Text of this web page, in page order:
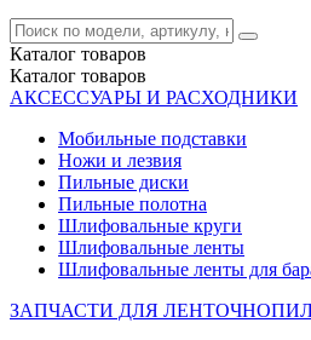
Каталог товаров
Каталог товаров
АКСЕССУАРЫ И РАСХОДНИКИ
Мобильные подставки
Ножи и лезвия
Пильные диски
Пильные полотна
Шлифовальные круги
Шлифовальные ленты
Шлифовальные ленты для
ЗАПЧАСТИ ДЛЯ